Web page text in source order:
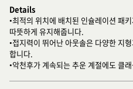
Details
•최적의 위치에 배치된 인슐레이션 패
따뜻하게 유지해줍니다.
•접지력이 뛰어난 아웃솔은 다양한 지
합니다.
•악천후가 계속되는 추운 계절에도 클